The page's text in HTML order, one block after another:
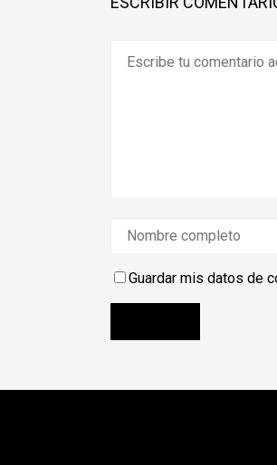
Guardar mis datos de